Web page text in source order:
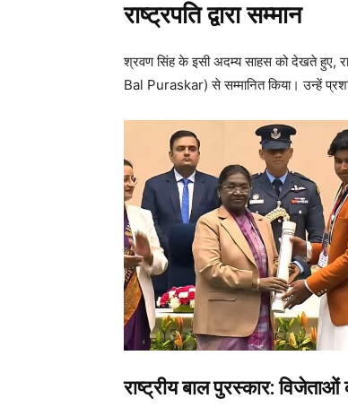
राष्ट्रपति द्वारा सम्मान
श्रवण सिंह के इसी अदम्य साहस को देखते हुए,
Bal Puraskar) से सम्मानित किया। उन्हें
राष्ट्रीय बाल पुरस्कार: